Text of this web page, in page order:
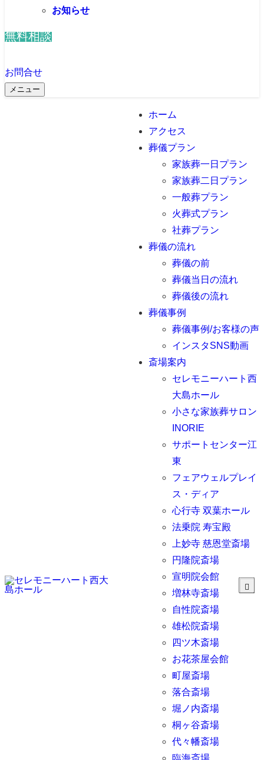
お知らせ
無料相談
お問合せ
メニュー
ホーム
アクセス
葬儀プラン
家族葬一日プラン
家族葬二日プラン
一般葬プラン
火葬式プラン
社葬プラン
葬儀の流れ
葬儀の前
葬儀当日の流れ
葬儀後の流れ
葬儀事例
葬儀事例/お客様の声
インスタSNS動画
斎場案内
セレモニーハート西
大島ホール
小さな家族葬サロン
INORIE
サポートセンター江
東
フェアウェルプレイ
ス・ディア
心行寺 双葉ホール
法乗院 寿宝殿
上妙寺 慈恩堂斎場
円隆院斎場
宣明院会館
増林寺斎場
自性院斎場
雄松院斎場
四ツ木斎場
お花茶屋会館
町屋斎場
落合斎場
堀ノ内斎場
桐ヶ谷斎場
代々幡斎場
臨海斎場